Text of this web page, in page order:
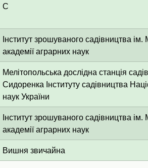
С
Інститут зрошуваного садівництва
академії аграрних наук
Мелітопольська дослідна станція
Сидоренка Інституту садівництва
наук України
Інститут зрошуваного садівництва
академії аграрних наук
Вишня звичайна